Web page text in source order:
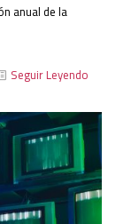
anual de la
Seguir Leyendo